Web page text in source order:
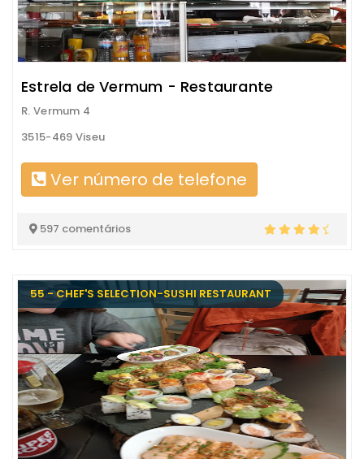
Estrela de Vermum - Restaurante
R. Vermum 4
3515-469 Viseu
Ver número de telefone
597 comentários
55 - CHEF'S SELECTION-SUSHI RESTAURANT